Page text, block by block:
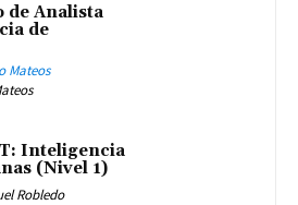
de Analista
de
Inteligencia
(Nivel 1)
Robledo